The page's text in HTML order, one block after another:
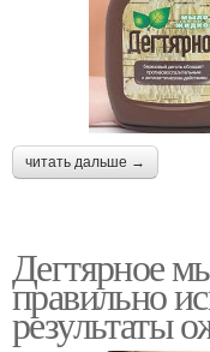
читать дальше →
Дегтярное
правильно
результаты